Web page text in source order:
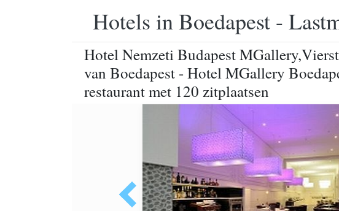
Hotels in Boedapest -
Hotel Nemzeti Budapest
van Boedapest - Hotel MGallery
restaurant met 120 zitplaatsen